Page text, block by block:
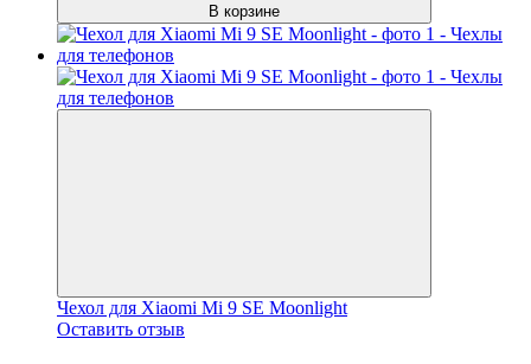
В корзине
Чехол для Xiaomi Mi 9 SE Moonlight
Оставить отзыв